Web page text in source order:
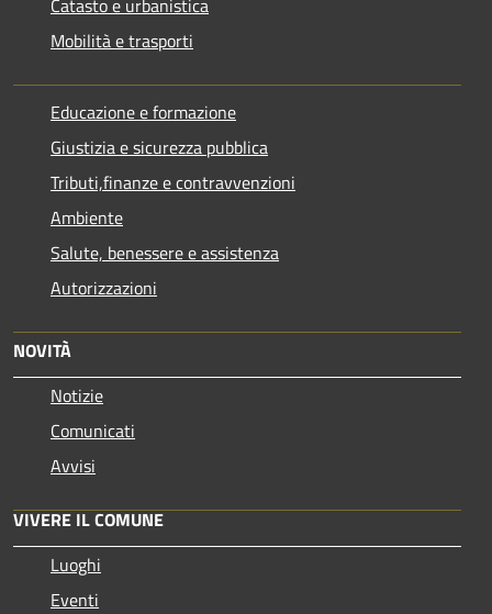
Catasto e urbanistica
Mobilità e trasporti
Educazione e formazione
Giustizia e sicurezza pubblica
Tributi,finanze e contravvenzioni
Ambiente
Salute, benessere e assistenza
Autorizzazioni
NOVITÀ
Notizie
Comunicati
Avvisi
VIVERE IL COMUNE
Luoghi
Eventi